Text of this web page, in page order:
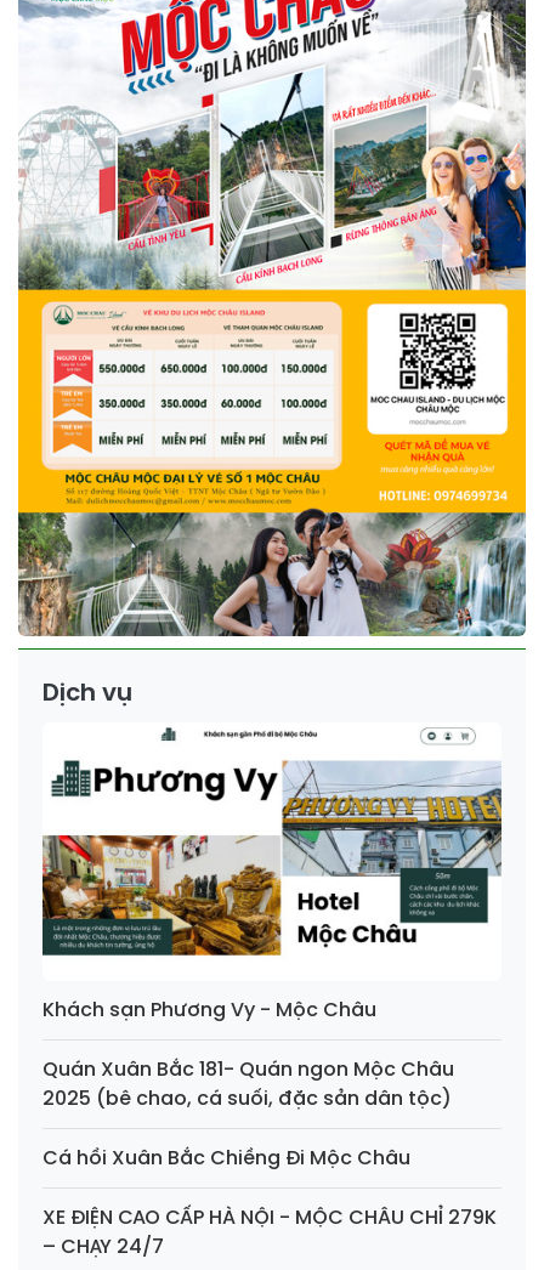
Dịch vụ
Khách sạn Phương Vy - Mộc Châu
Quán Xuân Bắc 181- Quán ngon Mộc Châu
2025 (bê chao, cá suối, đặc sản dân tộc)
Cá hồi Xuân Bắc Chiềng Đi Mộc Châu
XE ĐIỆN CAO CẤP HÀ NỘI - MỘC CHÂU CHỈ 279K
– CHẠY 24/7